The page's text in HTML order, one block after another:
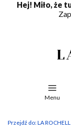
Hej! Miło, że
Menu
Przejdź do:LA ROCHELL